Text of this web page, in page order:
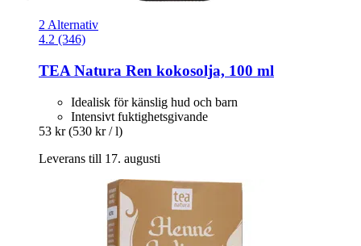
2 Alternativ
4.2 (346)
TEA Natura Ren kokosolja, 100 ml
Idealisk för känslig hud och barn
Intensivt fuktighetsgivande
53 kr (530 kr / l)
Leverans till 17. augusti